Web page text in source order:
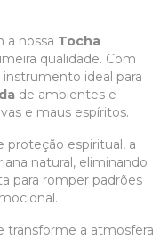
a nossa Tocha
qualidade. Com
ideal para
de ambientes e
e maus espíritos.
proteção espiritual, a
natural, eliminando
para romper padrões
transforme a atmosfera